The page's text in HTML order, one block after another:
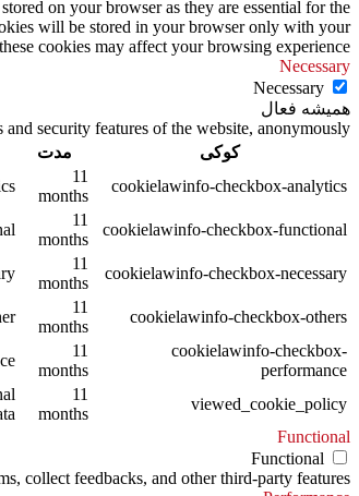
on your browser as they are essential for the
will be stored in your browser only with your
cookies may affect your browsing experience.
Necessary
Necessary
همیشه فعال
security features of the website, anonymously.
کوکی
مدت
cookielawinfo-checkbox-analytics
11
months
cookielawinfo-checkbox-functional
11
months
cookielawinfo-checkbox-necessary
11
months
cookielawinfo-checkbox-others
11
months
cookielawinfo-checkbox-
performance
11
months
viewed_cookie_policy
11
months
Functional
Functional
collect feedbacks, and other third-party features.